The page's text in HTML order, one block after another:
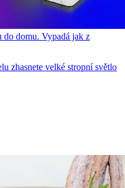
domu. Vypadá jak z
zhasnete velké stropní světlo